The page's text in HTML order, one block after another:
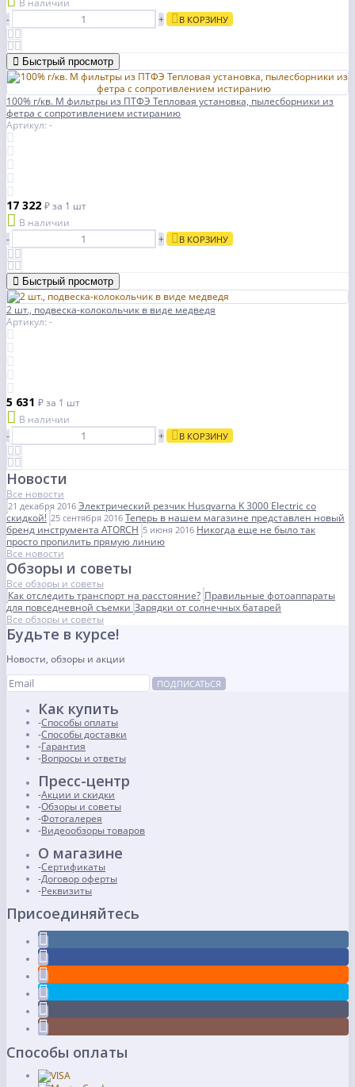
В наличии
-
+ В КОРЗИНУ
Быстрый просмотр
100% г/кв. М фильтры из ПТФЭ Тепловая установка, пылесборники из
фетра с сопротивлением истиранию
Артикул: -
17 322 ₽за 1 шт
В наличии
-
+ В КОРЗИНУ
Быстрый просмотр
2 шт., подвеска-колокольчик в виде медведя
Артикул: -
5 631 ₽за 1 шт
В наличии
-
+ В КОРЗИНУ
Новости
Все новости
21 декабря 2016 Электрический резчик Husqvarna K 3000 Electric со
скидкой! 25 сентября 2016 Теперь в нашем магазине представлен новый
бренд инструмента ATORCH 5 июня 2016 Никогда еще не было так
просто пропилить прямую линию
Все новости
Обзоры и советы
Все обзоры и советы
Как отследить транспорт на расстояние? Правильные фотоаппараты
для повседневной съемки Зарядки от солнечных батарей
Все обзоры и советы
Будьте в курсе!
Новости, обзоры и акции
ПОДПИСАТЬСЯ
Как купить
Способы оплаты
Способы доставки
Гарантия
Вопросы и ответы
Пресс-центр
Акции и скидки
Обзоры и советы
Фотогалерея
Видеообзоры товаров
О магазине
Сертификаты
Договор оферты
Реквизиты
Присоединяйтесь
Способы оплаты